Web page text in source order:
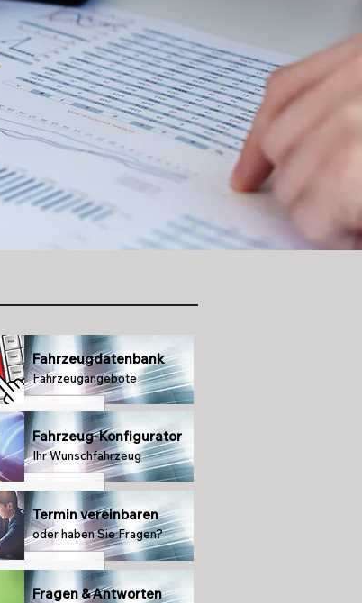
Fahrzeugdatenbank
Fahrzeugangebote
Fahrzeug-Konfigurator
Ihr Wunschfahrzeug
Termin vereinbaren
oder haben Sie Fragen?
Fragen & Antworten